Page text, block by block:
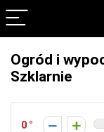
Ogród i
Szklarnie
0